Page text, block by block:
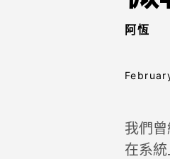
阿恆
我們
在系